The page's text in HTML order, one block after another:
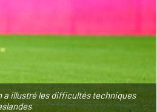
a illustré les difficultés techniques